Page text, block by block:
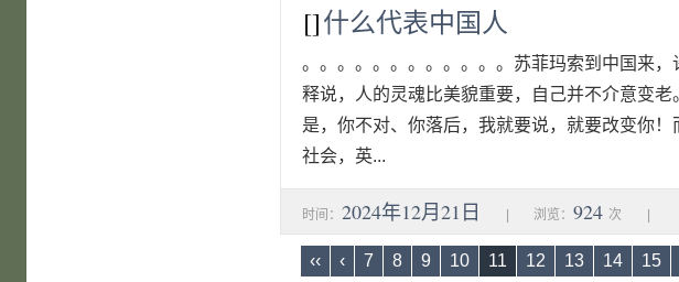
[]什么代表中国人
。。。。。。。。。。。。苏菲玛索到中国来
释说，人的灵魂比美貌重要，自己并不介意变
是，你不对、你落后，我就要说，就要改变你
社会，英...
时间：2024年12月21日 | 浏览：924 次 |
‹‹ ‹ 7 8 9 10 11 12 13 14 15